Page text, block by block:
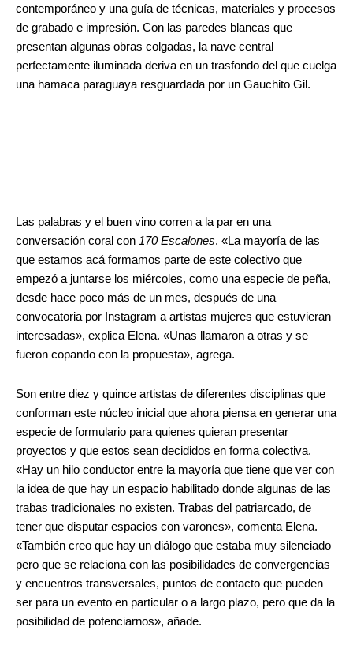
contemporáneo y una guía de técnicas, materiales y procesos
de grabado e impresión. Con las paredes blancas que
presentan algunas obras colgadas, la nave central
perfectamente iluminada deriva en un trasfondo del que cuelga
una hamaca paraguaya resguardada por un Gauchito Gil.
Las palabras y el buen vino corren a la par en una
conversación coral con 170 Escalones. «La mayoría de las
que estamos acá formamos parte de este colectivo que
empezó a juntarse los miércoles, como una especie de peña,
desde hace poco más de un mes, después de una
convocatoria por Instagram a artistas mujeres que estuvieran
interesadas», explica Elena. «Unas llamaron a otras y se
fueron copando con la propuesta», agrega.
Son entre diez y quince artistas de diferentes disciplinas que
conforman este núcleo inicial que ahora piensa en generar una
especie de formulario para quienes quieran presentar
proyectos y que estos sean decididos en forma colectiva.
«Hay un hilo conductor entre la mayoría que tiene que ver con
la idea de que hay un espacio habilitado donde algunas de las
trabas tradicionales no existen. Trabas del patriarcado, de
tener que disputar espacios con varones», comenta Elena.
«También creo que hay un diálogo que estaba muy silenciado
pero que se relaciona con las posibilidades de convergencias
y encuentros transversales, puntos de contacto que pueden
ser para un evento en particular o a largo plazo, pero que da la
posibilidad de potenciarnos», añade.